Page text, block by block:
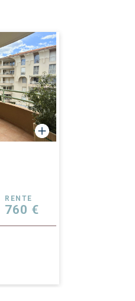
RENTE
760 €